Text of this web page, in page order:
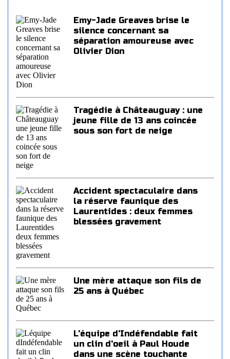
Emy-Jade Greaves brise le
silence concernant sa
séparation amoureuse avec
Olivier Dion
Tragédie à Châteauguay : une
jeune fille de 13 ans coincée
sous son fort de neige
Accident spectaculaire dans
la réserve faunique des
Laurentides : deux femmes
blessées gravement
Une mère attaque son fils de
25 ans à Québec
L'équipe d'Indéfendable fait
un clin d'oeil à Paul Houde
dans une scène touchante